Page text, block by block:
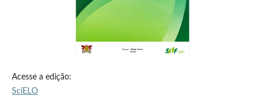
Acesse a edição:
SciELO